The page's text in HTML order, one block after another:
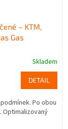
– KTM,
Gas
Skladem
DETAIL
Po obou
Optimalizovaný